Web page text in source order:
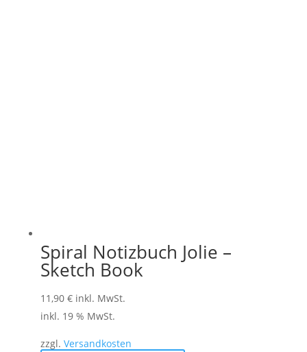
Spiral Notizbuch Jolie –
Sketch Book
11,90 € inkl. MwSt.
inkl. 19 % MwSt.
zzgl. Versandkosten